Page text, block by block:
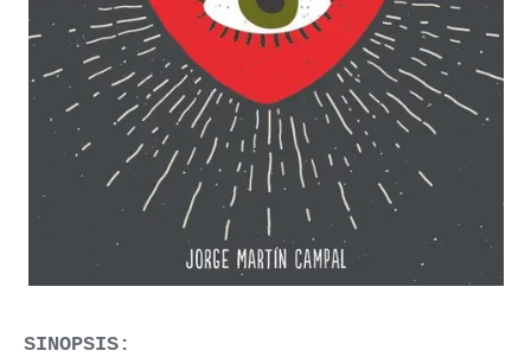
SINOPSIS: